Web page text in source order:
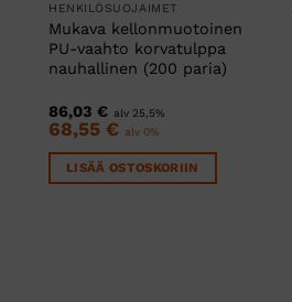
HENKILÖSUOJAIMET
Mukava kellonmuotoinen
PU-vaahto korvatulppa
nauhallinen (200 paria)
86,03€ alv 25,5%
68,55€ alv 0%
LISÄÄ OSTOSKORIIN